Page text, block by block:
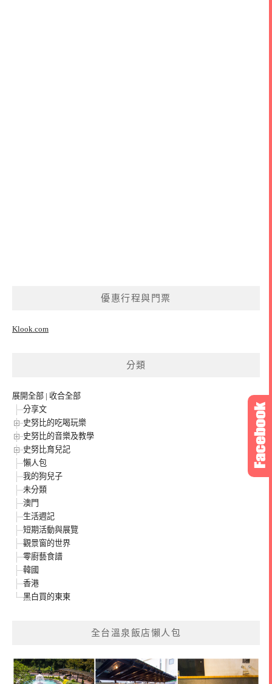
優惠行程與門票
Klook.com
分類
展開全部 | 收合全部
分享文
史努比的吃喝玩樂
史努比的音樂及教學
史努比育兒記
懶人包
我的狗兒子
未分類
澳門
生活週記
短期活動與展覽
觀景窗的世界
零廚藝食譜
韓國
香港
黑白買的東東
全台溫泉飯店懶人包